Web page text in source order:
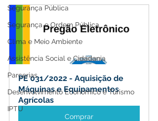
Segurança Pública
Segurança e Ordem Pública
Clima e Meio Ambiente
Assistência Social e Cidadania
Parcerias
Desenvolvimento Econômico e Turismo
IPTU
PE 031/2022 - Aquisição de
Máquinas e Equipamentos
Agrícolas
Comprar